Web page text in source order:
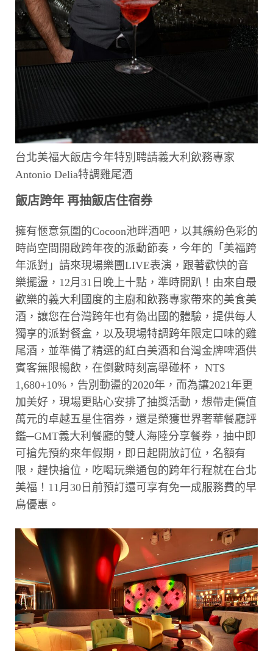
台北美福大飯店今年特別聘請義大利飲務專家
Antonio Delia特調雞尾酒
飯店跨年 再抽飯店住宿券
擁有愜意氛圍的Cocoon池畔酒吧，以其繽紛色彩的
時尚空間開啟跨年夜的派動節奏，今年的「美福跨
年派對」請來現場樂團LIVE表演，跟著歡快的音
樂擺盪，12月31日晚上十點，準時開趴！由來自最
歡樂的義大利國度的主廚和飲務專家帶來的美食美
酒，讓您在台灣跨年也有偽出國的體驗，提供每人
獨享的派對餐盒，以及現場特調跨年限定口味的雞
尾酒，並準備了精選的紅白美酒和台灣金牌啤酒供
賓客無限暢飲，在倒數時刻高舉碰杯， NT$
1,680+10%，告別動盪的2020年，而為讓2021年更
加美好，現場更貼心安排了抽獎活動，想帶走價值
萬元的卓越五星住宿券，還是榮獲世界奢華餐廳評
鑑─GMT義大利餐廳的雙人海陸分享餐券，抽中即
可搶先預約來年假期，即日起開放訂位，名額有
限，趕快搶位，吃喝玩樂通包的跨年行程就在台北
美福！11月30日前預訂還可享有免一成服務費的早
鳥優惠。